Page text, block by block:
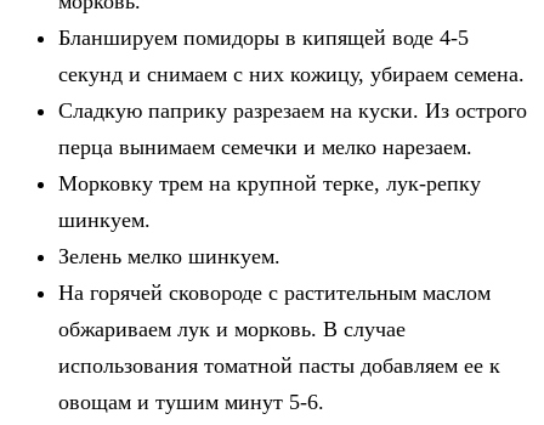
Бланшируем помидоры в кипящей воде 4-5
секунд и снимаем с них кожицу, убираем семена.
Сладкую паприку разрезаем на куски. Из острого
перца вынимаем семечки и мелко нарезаем.
Морковку трем на крупной терке, лук-репку
шинкуем.
Зелень мелко шинкуем.
На горячей сковороде с растительным маслом
обжариваем лук и морковь. В случае
использования томатной пасты добавляем ее к
овощам и тушим минут 5-6.